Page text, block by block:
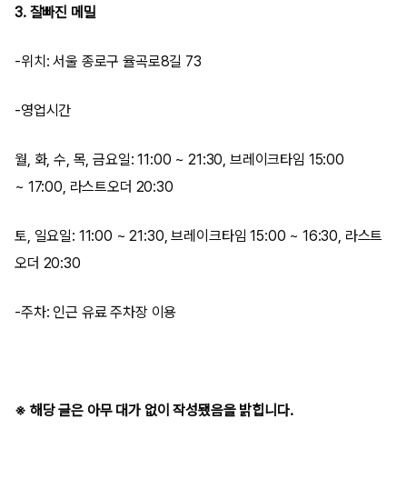
3. 잘빠진 메밀
-위치: 서울 종로구 율곡로8길 73
-영업시간
월, 화, 수, 목, 금요일: 11:00 ~ 21:30, 브레이크타임 15:00
~ 17:00, 라스트오더 20:30
토, 일요일: 11:00 ~ 21:30, 브레이크타임 15:00 ~ 16:30, 라스트
오더 20:30
-주차: 인근 유료 주차장 이용
※ 해당 글은 아무 대가 없이 작성됐음을 밝힙니다.